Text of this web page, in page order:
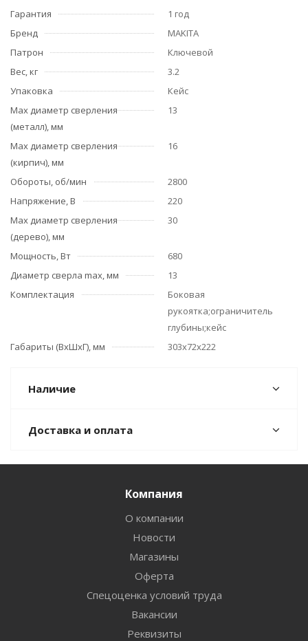
Гарантия
1 год
Бренд
MAKITA
Патрон
Ключевой
Вес, кг
3.2
Упаковка
Кейс
Мах диаметр сверления
(металл), мм
13
Мах диаметр сверления
(кирпич), мм
16
Обороты, об/мин
2800
Напряжение, В
220
Мах диаметр сверления
(дерево), мм
30
Мощность, Вт
680
Диаметр сверла max, мм
13
Комплектация
Боковая
рукоятка;ограничитель
глубины;кейс
Габариты (ВхШхГ), мм
303х72х222
Наличие
Доставка и оплата
Компания
О компании
Новости
Магазины
Оферта
Спецоценка условий труда
Вакансии
Реквизиты